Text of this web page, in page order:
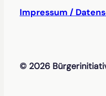
Impressum /
© 2026